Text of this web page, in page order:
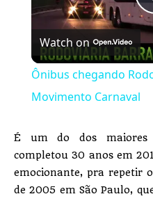
Watch on
Ônibus chegando
Movimento Carnaval
É um do dos maiores
completou 30 anos em
emocionante, pra repetir
de 2005 em São Paulo,